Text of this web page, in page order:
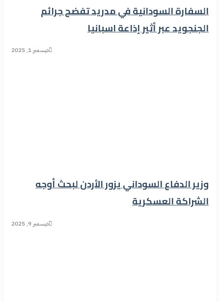
السفارة السودانية في مدريد تفضح جرائم
الجنجويد عبر أثير إذاعة اسبانيا
ديسمبر 1, 2025
وزير الدفاع السوداني يزور الأردن لبحث أوجه
الشراكة العسكرية
ديسمبر 9, 2025